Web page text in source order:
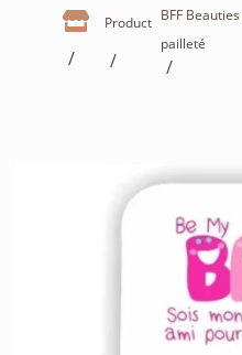
 Product BFF
pailleté